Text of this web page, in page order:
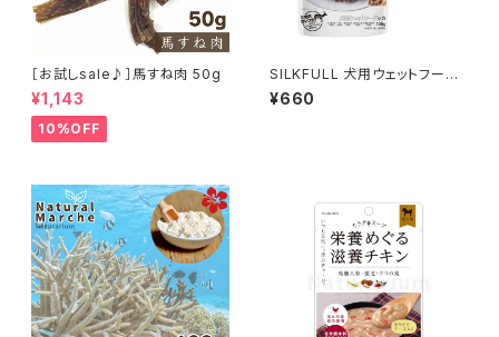
［お試しsale♪］馬すね肉 50g
¥1,143
10%OFF
SILKFULL 犬用ウェットフード
シカ味 100g (シルクフル)
¥660